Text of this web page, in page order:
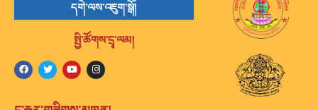
དགེ་ལས་འཇུག་སྒོ།
སྤྱི་ཚོགས་དྲྭ་ལམ།